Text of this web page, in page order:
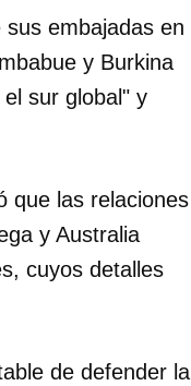
embajadas en
y Burkina
sur global" y
que las relaciones
y Australia
cuyos detalles
de defender la